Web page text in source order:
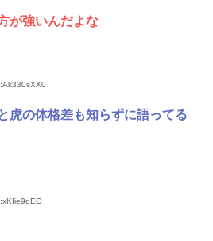
が強いんだよな
の体格差も知らずに語ってる